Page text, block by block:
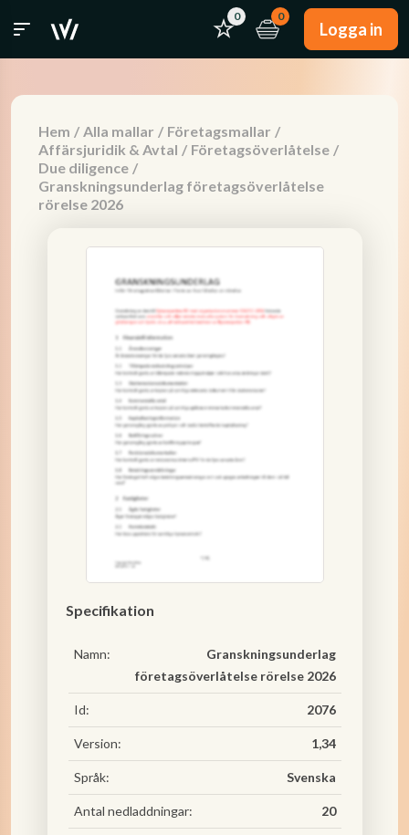
0 0
Logga in
Hem / Alla mallar / Företagsmallar /
Affärsjuridik & Avtal / Företagsöverlåtelse /
Due diligence /
Granskningsunderlag företagsöverlåtelse
rörelse 2026
Specifikation
Namn:
Granskningsunderlag
företagsöverlåtelse rörelse 2026
Id: 2076
Version: 1,34
Språk: Svenska
Antal nedladdningar: 20